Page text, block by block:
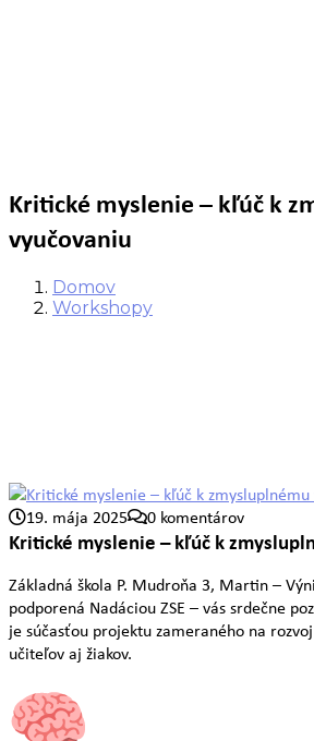
Kritické myslenie – kľúč k
vyučovaniu
Domov
Workshopy
19. mája 2025 0 komentárov
Kritické myslenie – kľúč k
Základná škola P. Mudroňa 3, Martin –
podporená Nadáciou ZSE – vás srdečne
je súčasťou projektu zameraného na
učiteľov aj žiakov.